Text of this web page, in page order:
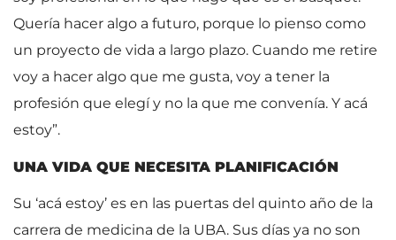
Quería hacer algo a futuro, porque lo pienso como
un proyecto de vida a largo plazo. Cuando me retire
voy a hacer algo que me gusta, voy a tener la
profesión que elegí y no la que me convenía. Y acá
estoy”.
UNA VIDA QUE NECESITA PLANIFICACIÓN
Su ‘acá estoy’ es en las puertas del quinto año de la
carrera de medicina de la UBA. Sus días ya no son